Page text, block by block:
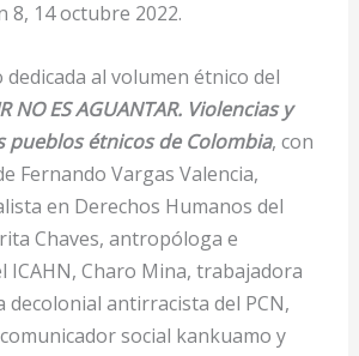
8, 14 octubre 2022.
al volumen étnico del
NO ES AGUANTAR. Violencias y
pueblos étnicos de Colombia, con
Fernando Vargas Valencia,
en Derechos Humanos del
Chaves, antropóloga e
ICAHN, Charo Mina, trabajadora
decolonial antirracista del PCN,
social kankuamo y